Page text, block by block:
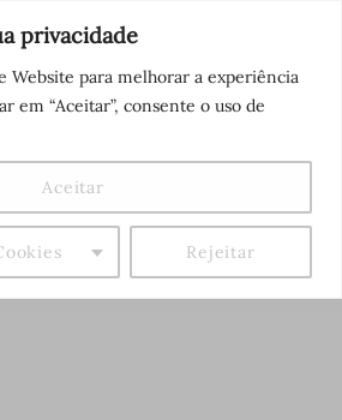
privacidade
Website para melhorar a experiência
em “Aceitar”, consente o uso de
Rejeitar
Aceitar